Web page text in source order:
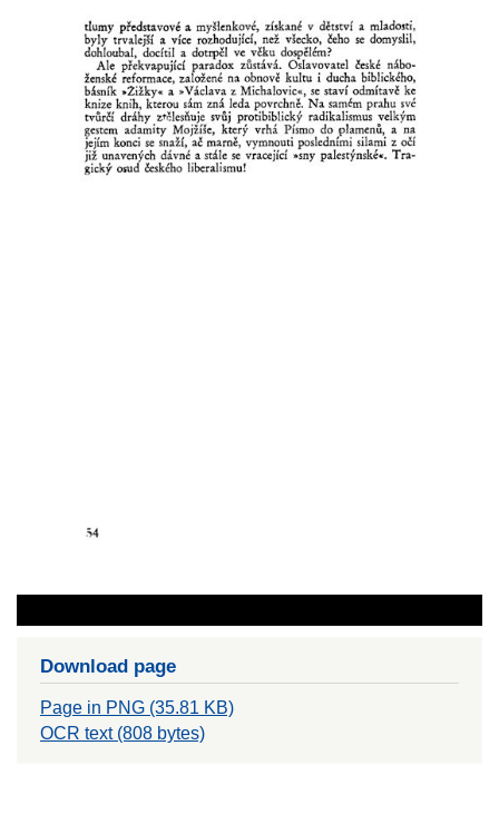
Download page
Page in PNG (35.81 KB)
OCR text (808 bytes)